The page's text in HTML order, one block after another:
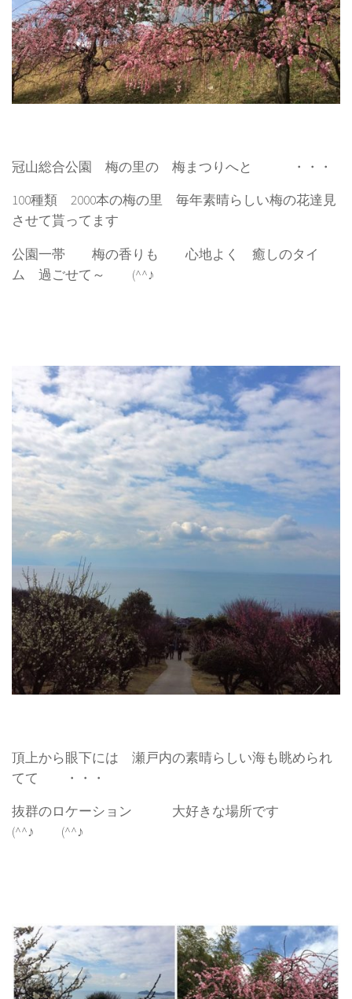
冠山総合公園 梅の里の 梅まつりへと ・・・
100種類 2000本の梅の里 毎年素晴らしい梅の花達見
させて貰ってます
公園一帯 梅の香りも 心地よく 癒しのタイ
ム 過ごせて～ (^^♪
頂上から眼下には 瀬戸内の素晴らしい海も眺められ
てて ・・・
抜群のロケーション 大好きな場所です
(^^♪ (^^♪